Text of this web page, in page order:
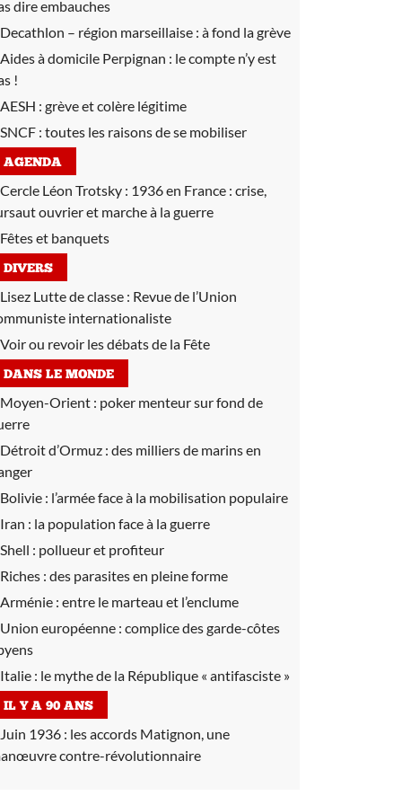
dire embauches
Decathlon – région marseillaise : à fond la grève
Aides à domicile Perpignan : le compte n’y est
!
AESH : grève et colère légitime
SNCF : toutes les raisons de se mobiliser
AGENDA
Cercle Léon Trotsky : 1936 en France : crise,
ouvrier et marche à la guerre
Fêtes et banquets
DIVERS
Lisez Lutte de classe : Revue de l’Union
internationaliste
Voir ou revoir les débats de la Fête
DANS LE MONDE
Moyen-Orient : poker menteur sur fond de
Détroit d’Ormuz : des milliers de marins en
Bolivie : l’armée face à la mobilisation populaire
Iran : la population face à la guerre
Shell : pollueur et profiteur
Riches : des parasites en pleine forme
Arménie : entre le marteau et l’enclume
Union européenne : complice des garde-côtes
Italie : le mythe de la République « antifasciste »
IL Y A 90 ANS
Juin 1936 : les accords Matignon, une
contre-révolutionnaire